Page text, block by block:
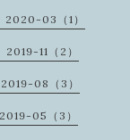
2020-03（1）
2019-11（2）
2019-08（3）
2019-05（3）